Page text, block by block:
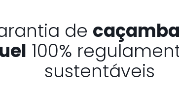
de
100%
sustentáveis